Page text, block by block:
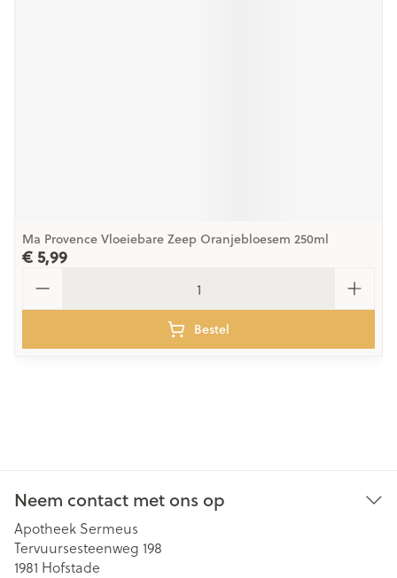
Ma Provence Vloeiebare Zeep Oranjebloesem 250ml
€ 5,99
Bestel
Neem contact met ons op
Apotheek Sermeus
Tervuursesteenweg 198
1981 Hofstade